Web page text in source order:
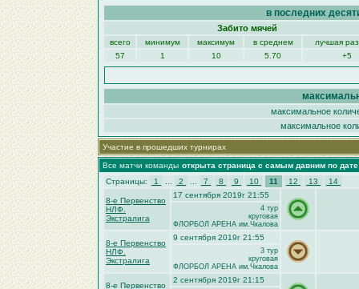
в последних
Забито мячей
всего минимум максимум в среднем
лучшая
57
1 10 5.70 +5
максимальное
максимальное
Участие в прошедших турнирах
Все матчи команды открыта страница с самым давним по
Страницы:
1 2 7 8 9 10 11 12 13 14
8-е Первенство
НЛФ.
Экстралига
17 сентября 2019г 21:55
4 тур
круговая
ФЛОРБОЛ АРЕНА им.Чкалова
8-е Первенство
НЛФ.
Экстралига
9 сентября 2019г 21:55
3 тур
круговая
ФЛОРБОЛ АРЕНА им.Чкалова
8-е Первенство
2 сентября 2019г 21:15